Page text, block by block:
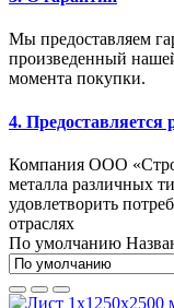
Мы предоставляем
произведенный
момента покупки.
4. Предоставляется
Компания ООО
металла различных
удовлетворить
отраслях
По умолчанию